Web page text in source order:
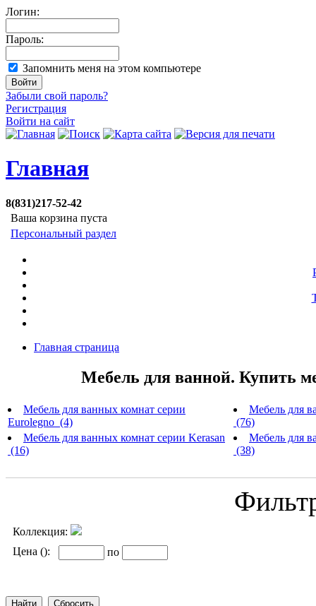
Логин:
Пароль:
Запомнить меня на этом компьютере
Забыли свой пароль?
Регистрация
Войти на сайт
Главная
8(831)217-52-42
Ваша корзина пуста
Персональный раздел
Главная страница
Мебель для ванной. Купить
Мебель для ванных комнат серии
Eurolegno (4)
Мебель для
(76)
Мебель для ванных комнат серии Kerasan
(16)
Мебель для
(38)
Коллекция:
Цена ():
по